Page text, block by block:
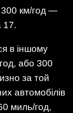
300 км/год —
17.
в іншому
або 300
за той
автомобілів
миль/год,